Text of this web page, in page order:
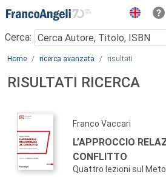
Menu
Cerca:
Main content
Home ricerca avanzata risultati
RISULTATI RICERCA
Franco Vaccari
L’APPROCCIO
CONFLITTO
Quattro lezioni sul